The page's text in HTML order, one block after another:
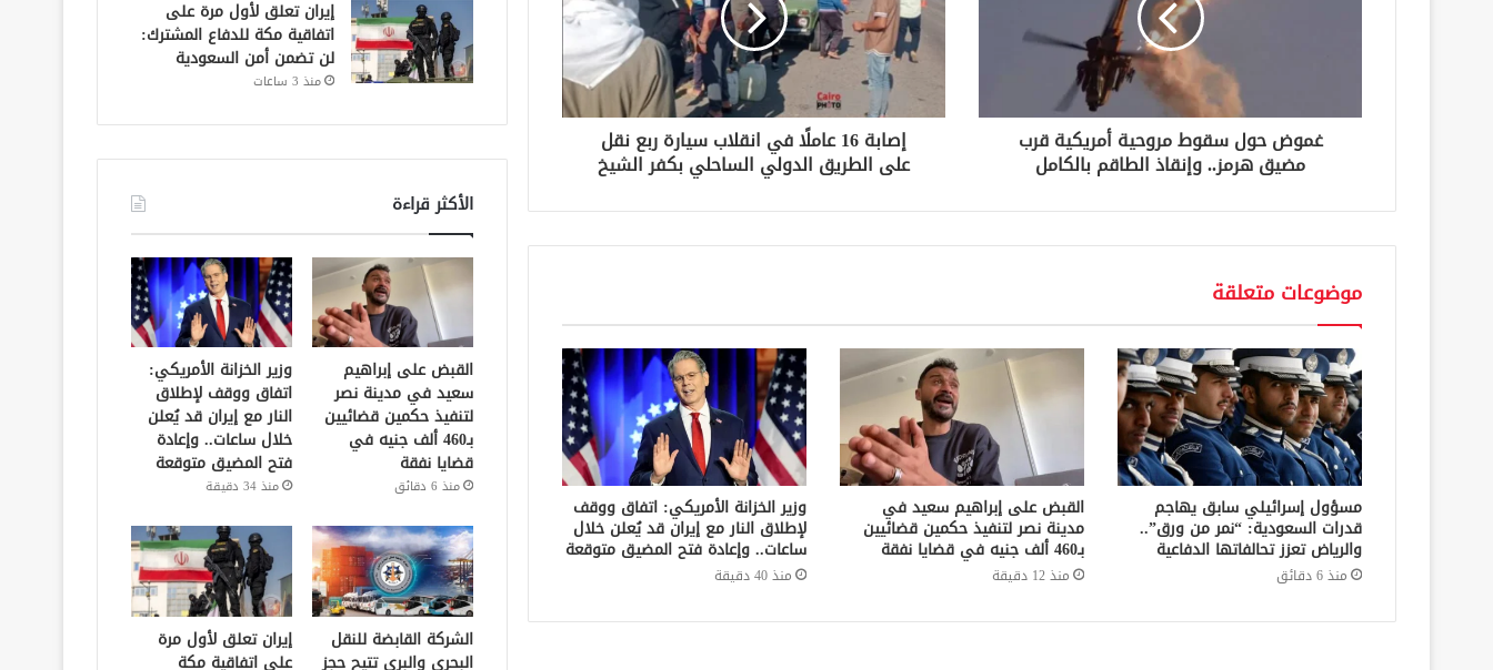
ن
غموض حول سقوط مروحية أمريكية قرب
مضيق هرمز.. وإنقاذ الطاقم بالكامل
إصابة 16 عاملًا في انقلاب سيارة ربع نقل
على الطريق الدولي الساحلي بكفر الشيخ
موضوعات متعلقة
مسؤول إسرائيلي سابق يهاجم
قدرات السعودية: “نمر من ورق”..
والرياض تعزز تحالفاتها الدفاعية
منذ 6 دقائق
القبض على إبراهيم سعيد في
مدينة نصر لتنفيذ حكمين قضائيين
بـ460 ألف جنيه في قضايا نفقة
منذ 12 دقيقة
وزير الخزانة الأمريكي: اتفاق ووقف
لإطلاق النار مع إيران قد يُعلن خلال
ساعات.. وإعادة فتح المضيق متوقعة
منذ 40 دقيقة
إيران تعلق لأول مرة على
اتفاقية مكة للدفاع المشترك:
لن تضمن أمن السعودية
منذ 3 ساعات
الأكثر قراءة
القبض على إبراهيم
سعيد في مدينة نصر
لتنفيذ حكمين قضائيين
بـ460 ألف جنيه في
قضايا نفقة
منذ 6 دقائق
وزير الخزانة الأمريكي:
اتفاق ووقف لإطلاق
النار مع إيران قد يُعلن
خلال ساعات.. وإعادة
فتح المضيق متوقعة
منذ 34 دقيقة
الشركة القابضة للنقل
البحري والبري تتيح حجز
إيران تعلق لأول مرة
على اتفاقية مكة